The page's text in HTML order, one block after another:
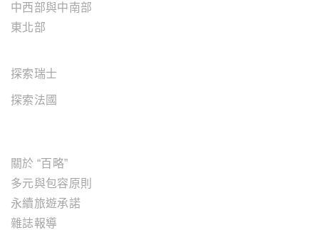
中西部與中南部
東北部
探索瑞士
探索法國
關於 “百略”
多元與包容原則
永續旅遊承諾
雜誌報導